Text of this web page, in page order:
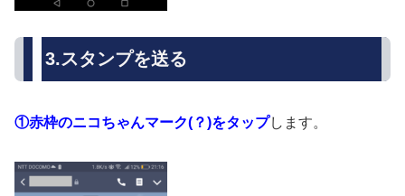
3.スタンプを送る
①赤枠のニコちゃんマーク(？)をタップします。